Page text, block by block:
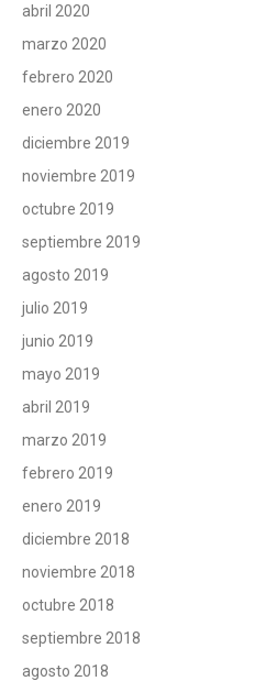
abril 2020
marzo 2020
febrero 2020
enero 2020
diciembre 2019
noviembre 2019
octubre 2019
septiembre 2019
agosto 2019
julio 2019
junio 2019
mayo 2019
abril 2019
marzo 2019
febrero 2019
enero 2019
diciembre 2018
noviembre 2018
octubre 2018
septiembre 2018
agosto 2018